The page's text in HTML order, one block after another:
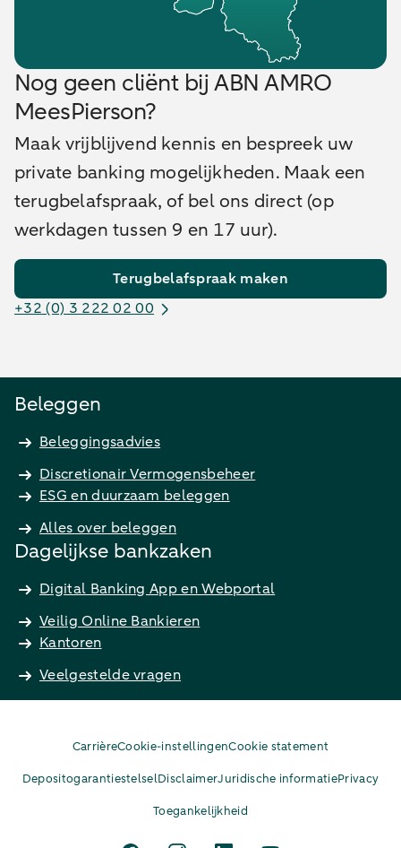
Nog geen cliënt bij ABN AMRO
MeesPierson?
Maak vrijblijvend kennis en bespreek uw
private banking mogelijkheden. Maak een
terugbelafspraak, of bel ons direct (op
werkdagen tussen 9 en 17 uur).
Terugbelafspraak maken
+32 (0) 3 222 02 00
Beleggen
Beleggingsadvies
Discretionair Vermogensbeheer
ESG en duurzaam beleggen
Alles over beleggen
Dagelijkse bankzaken
Digital Banking App en Webportal
Veilig Online Bankieren
Kantoren
Veelgestelde vragen
CarrièreCookie-instellingenCookie statement
DepositogarantiestelselDisclaimerJuridische informatiePrivacy
Toegankelijkheid